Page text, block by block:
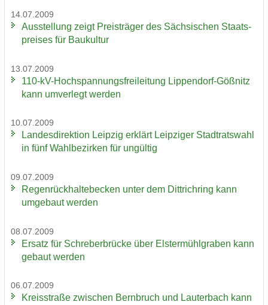
14.07.2009
Aus­stel­lung zeigt Preis­trä­ger des Säch­si­schen Staats­
prei­ses für Bau­kul­tur
13.07.2009
110-​kV-Hochspannungsfreileitung Lippendorf-​Gößnitz
kann um­ver­legt wer­den
10.07.2009
Lan­des­di­rek­ti­on Leip­zig er­klärt Leip­zi­ger Stadt­rats­wahl
in fünf Wahl­be­zir­ken für un­gül­tig
09.07.2009
Re­gen­rück­hal­te­be­cken unter dem Dittrich­ring kann
um­ge­baut wer­den
08.07.2009
Er­satz für Schre­ber­brü­cke über Els­ter­mühl­gra­ben kann
ge­baut wer­den
06.07.2009
Kreis­stra­ße zwi­schen Bern­bruch und Lau­ter­bach kann